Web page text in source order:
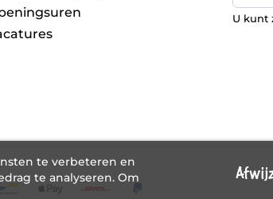
U kunt
te verbeteren en
te analyseren. Om